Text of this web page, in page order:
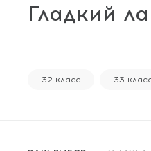
Кварц паркет
Ковровая плитка
Гладкий
32 класс 33